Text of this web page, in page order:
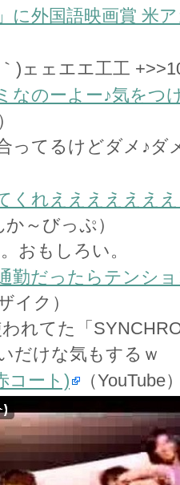
に外国語映画賞 米
)ェェエエ工工
なのーよー♪気をつ
ってるけどダメ♪ダ
くれええええええ
か～びっぷ）
おもしろい。
勤だったらテンシ
イク）
れてた「
だけな気もするｗ
コート) （YouTube